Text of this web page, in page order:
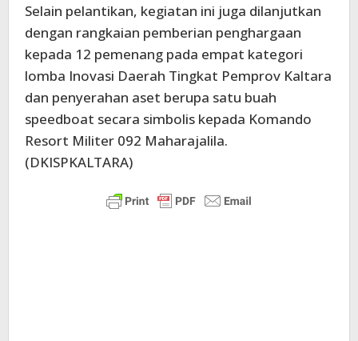
Selain pelantikan, kegiatan ini juga dilanjutkan
dengan rangkaian pemberian penghargaan
kepada 12 pemenang pada empat kategori
lomba Inovasi Daerah Tingkat Pemprov Kaltara
dan penyerahan aset berupa satu buah
speedboat secara simbolis kepada Komando
Resort Militer 092 Maharajalila.
(DKISPKALTARA)